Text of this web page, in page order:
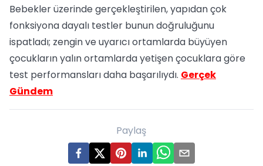
Bebekler üzerinde gerçekleştirilen, yapıdan çok
fonksiyona dayalı testler bunun doğruluğunu
ispatladı; zengin ve uyarıcı ortamlarda büyüyen
çocukların yalın ortamlarda yetişen çocuklara göre
test performansları daha başarılıydı. Gerçek
Gündem
Paylaş